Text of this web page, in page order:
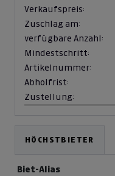
Verkaufspreis:
Zuschlag am:
verfügbare Anzahl:
Mindestschritt:
Artikelnummer:
Abholfrist:
Zustellung:
HÖCHSTBIETER
Biet-Alias